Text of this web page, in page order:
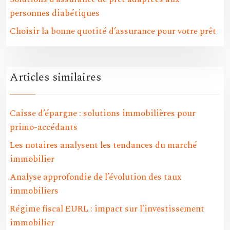
personnes diabétiques
Choisir la bonne quotité d’assurance pour votre prêt
Articles similaires
Caisse d’épargne : solutions immobilières pour
primo-accédants
Les notaires analysent les tendances du marché
immobilier
Analyse approfondie de l’évolution des taux
immobiliers
Régime fiscal EURL : impact sur l’investissement
immobilier